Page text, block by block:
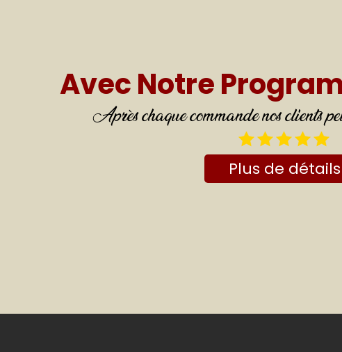
Avec Notre
Après chaque commande nos clients
Plus de détails